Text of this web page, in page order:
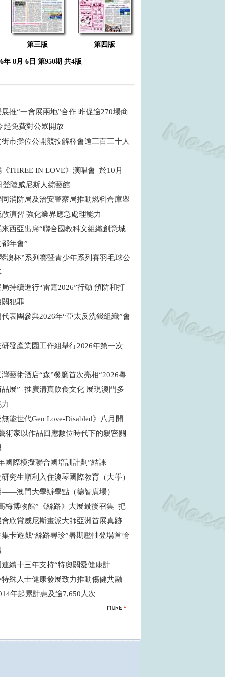
第三版 第四版
年 8月 6日 第950期 共4版
推“一會展兩地”合作 昨促逾270場商
起免費對公眾開放
市攤位公開競投解釋會逾三百三十人
THREE IN LOVE》演唱會 於10月
登陸威尼斯人綜藝館
消防局及治安警察局推動燃料倉庫舉
演習 強化業界應急處理能力
西亞出席“聯合國教科文組織創意城
年會”
澳杯”系列賽暨青少年系列賽羽毛球公
持續進行“雷霆2026”行動 預防和打
犯罪
表團參與2026年“亞太反洗錢組織”會
發產業園工作組舉行2026年第一次
藝術酒店“森”餐廳首次亮相“2026粵
展” 推廣清真飲食文化 展現澳門多
能世代Gen Love-Disabled》八月開
術家以作品回應數位時代下的親密關
國際模擬聯合國培訓計劃”結課
究生順利入住澳琴國際教育（大學）
——澳門大學辦學點（德智廣場）
梅博物館”《絲路》大展最後召集 把
欣賞威尼斯畫派大師亞洲首展真跡
卡遊戲“絲路尋珍”暑期壓軸登場首輪
續十三年支持“特奧關愛健康計
殊人士健康發展致力推動傷健共融
年起累計惠及逾7,650人次